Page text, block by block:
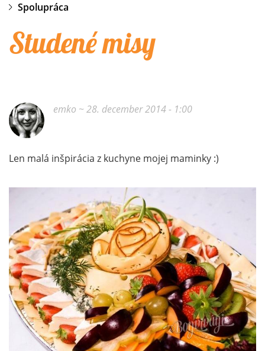
Studené misy
emko ~ 28. december 2014 - 1:00
Len malá inšpirácia z kuchyne mojej maminky :)
Spolupráca